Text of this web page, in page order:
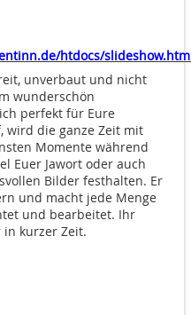
htdocs/
unverbaut und nicht
wunderschön
perfekt für Eure
wird die ganze Zeit mit
Momente während
Euer Jawort oder auch
Bilder festhalten. Er
und macht jede Menge
und bearbeitet. Ihr
kurzer Zeit.